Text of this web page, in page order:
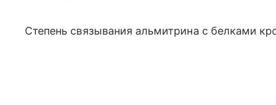
Степень связывания альмитрина с белками